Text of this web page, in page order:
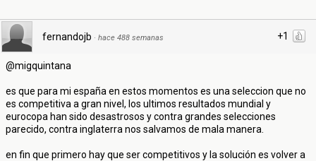
+1
fernandojb · hace 488 semanas
@migquintana
es que para mi españa en estos momentos es una seleccion que no
es competitiva a gran nivel, los ultimos resultados mundial y
eurocopa han sido desastrosos y contra grandes selecciones
parecido, contra inglaterra nos salvamos de mala manera.
en fin que primero hay que ser competitivos y la solución es volver a